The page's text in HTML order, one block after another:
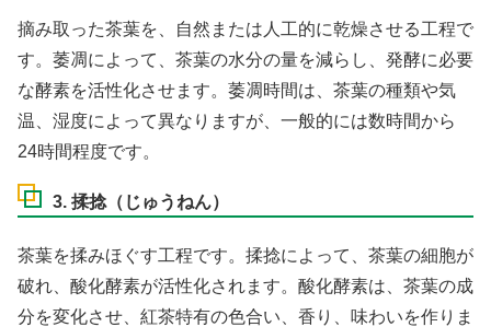
摘み取った茶葉を、自然または人工的に乾燥させる工程で
す。萎凋によって、茶葉の水分の量を減らし、発酵に必要
な酵素を活性化させます。萎凋時間は、茶葉の種類や気
温、湿度によって異なりますが、一般的には数時間から
24時間程度です。
3. 揉捻（じゅうねん）
茶葉を揉みほぐす工程です。揉捻によって、茶葉の細胞が
破れ、酸化酵素が活性化されます。酸化酵素は、茶葉の成
分を変化させ、紅茶特有の色合い、香り、味わいを作りま